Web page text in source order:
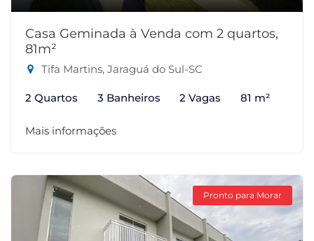
Casa Geminada à Venda com 2 quartos,
81m²
Tifa Martins, Jaraguá do Sul-SC
2 Quartos 3 Banheiros 2 Vagas 81 m²
Mais informações
Pronto para Morar